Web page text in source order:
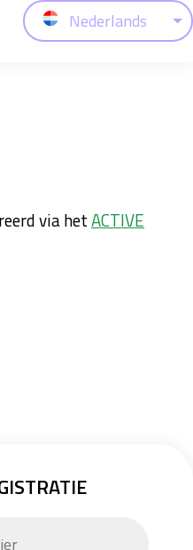
Nederlands
via hetACTIVE